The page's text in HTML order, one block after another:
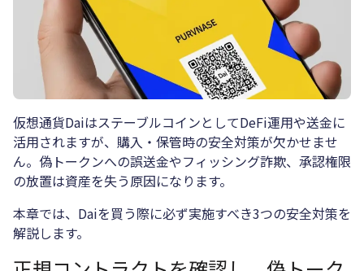
仮想通貨DaiはステーブルコインとしてDeFi運用や送金に
活用されますが、購入・保管時の安全対策が欠かせませ
ん。偽トークンへの誤送金やフィッシング詐欺、承認権限
の放置は資産を失う原因になります。
本章では、Daiを買う際に必ず実施すべき3つの安全対策を
解説します。